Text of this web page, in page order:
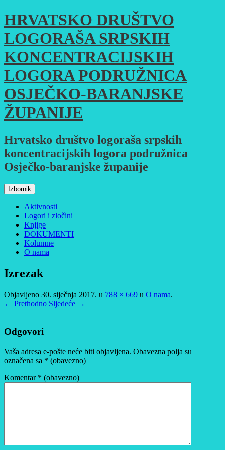
Skoči
do
sadržaja
HRVATSKO DRUŠTVO
LOGORAŠA SRPSKIH
KONCENTRACIJSKIH
LOGORA PODRUŽNICA
OSJEČKO-BARANJSKE
ŽUPANIJE
Hrvatsko društvo logoraša srpskih
koncentracijskih logora podružnica
Osječko-baranjske županije
Izbornik
Aktivnosti
Logori i zločini
Knjige
DOKUMENTI
Kolumne
O nama
Izrezak
Objavljeno 30. siječnja 2017. u 788 × 669 u O nama.
← Prethodno Sljedeće →
Odgovori
Vaša adresa e-pošte neće biti objavljena. Obavezna polja su
označena sa * (obavezno)
Komentar * (obavezno)